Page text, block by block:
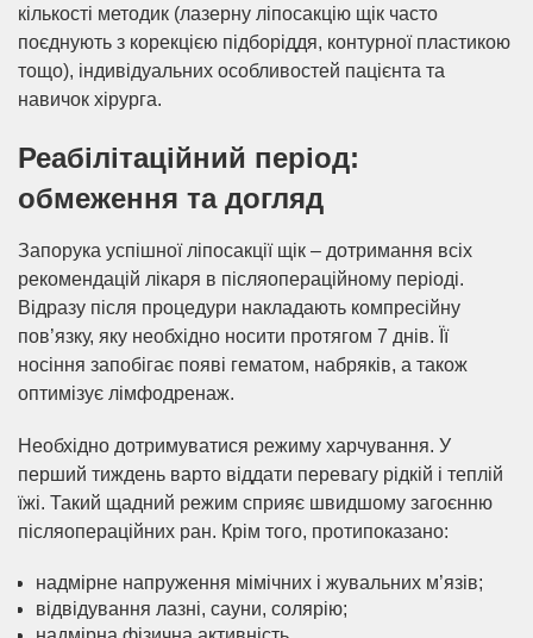
кількості методик (лазерну ліпосакцію щік часто
поєднують з корекцією підборіддя, контурної пластикою
тощо), індивідуальних особливостей пацієнта та
навичок хірурга.
Реабілітаційний період:
обмеження та догляд
Запорука успішної ліпосакції щік – дотримання всіх
рекомендацій лікаря в післяопераційному періоді.
Відразу після процедури накладають компресійну
пов’язку, яку необхідно носити протягом 7 днів. Її
носіння запобігає появі гематом, набряків, а також
оптимізує лімфодренаж.
Необхідно дотримуватися режиму харчування. У
перший тиждень варто віддати перевагу рідкій і теплій
їжі. Такий щадний режим сприяє швидшому загоєнню
післяопераційних ран. Крім того, протипоказано:
надмірне напруження мімічних і жувальних м’язів;
відвідування лазні, сауни, солярію;